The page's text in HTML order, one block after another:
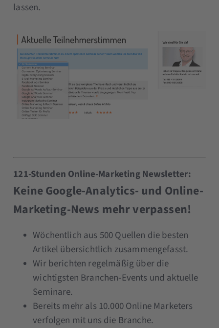
lassen.
121-Stunden Online-Marketing Newsletter:
Keine Google-Analytics- und Online-
Marketing-News mehr verpassen!
Wöchentlich aus 500 Quellen die besten
Artikel übersichtlich zusammengefasst.
Wir berichten regelmäßig über die
wichtigsten Branchen-Events und aktuelle
Seminare.
Bereits mehr als 10.000 Online Marketers
verfolgen mit uns die Branche.